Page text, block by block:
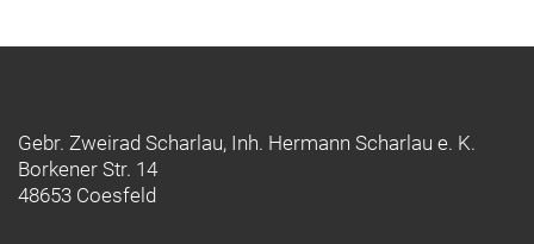
Gebr. Zweirad Scharlau, Inh. Hermann Scharlau e. K.
Borkener Str. 14
48653 Coesfeld